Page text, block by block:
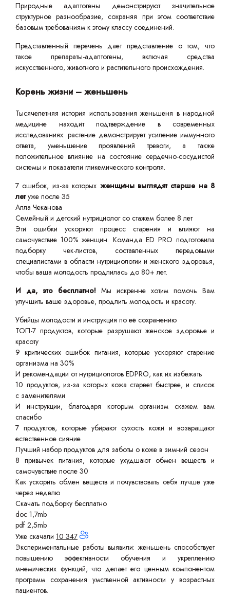
Природные адаптогены демонстрируют значительное
структурное разнообразие, сохраняя при этом соответствие
базовым требованиям к этому классу соединений.
Представленный перечень дает представление о том, что
такое препараты-адаптогены, включая средства
искусственного, животного и растительного происхождения.
Корень жизни – женьшень
Тысячелетняя история использования женьшеня в народной
медицине находит подтверждение в современных
исследованиях: растение демонстрирует усиление иммунного
ответа, уменьшение проявлений тревоги, а также
положительное влияние на состояние сердечно-сосудистой
системы и показатели гликемического контроля.
7 ошибок, из-за которых женщины выглядят старше на 8
летуже после 35
Алла Чеканова
Семейный и детский нутрициолог со стажем более 8 лет
Эти ошибки ускоряют процесс старения и влияют на
самочувствие 100% женщин. Команда ED PRO подготовила
подборку чек-листов, составленных передовыми
специалистами в области нутрициологии и женского здоровья,
чтобы ваша молодость продлилась до 80+ лет.
И да, это бесплатно! Мы искренне хотим помочь Вам
улучшить ваше здоровье, продлить молодость и красоту.
Убийцы молодости и инструкция по её сохранению
ТОП-7 продуктов, которые разрушают женское здоровье и
красоту
9 критических ошибок питания, которые ускоряют старение
организма на 30%
И рекомендации от нутрициологов EDPRO, как их избежать
10 продуктов, из-за которых кожа стареет быстрее, и список
с заменителями
И инструкции, благодаря которым организм скажем вам
спасибо
7 продуктов, которые убирают сухость кожи и возвращают
естественное сияние
Лучший набор продуктов для заботы о коже в зимний сезон
8 привычек питания, которые ухудшают обмен веществ и
самочувствие после 30
Как ускорить обмен веществ и почувствовать себя лучше уже
через неделю
Скачать подборку бесплатно
doc 1,7mb
pdf 2,5mb
Уже скачали 10 347
Экспериментальные работы выявили: женьшень способствует
повышению эффективности обучения и укреплению
мнемических функций, что делает его ценным компонентом
программ сохранения умственной активности у возрастных
пациентов.